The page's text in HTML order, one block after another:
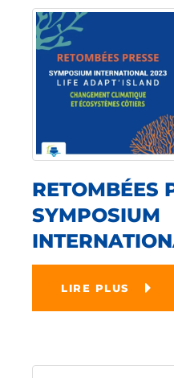
RETOMBÉES
SYMPOSIUM
LIRE PLUS